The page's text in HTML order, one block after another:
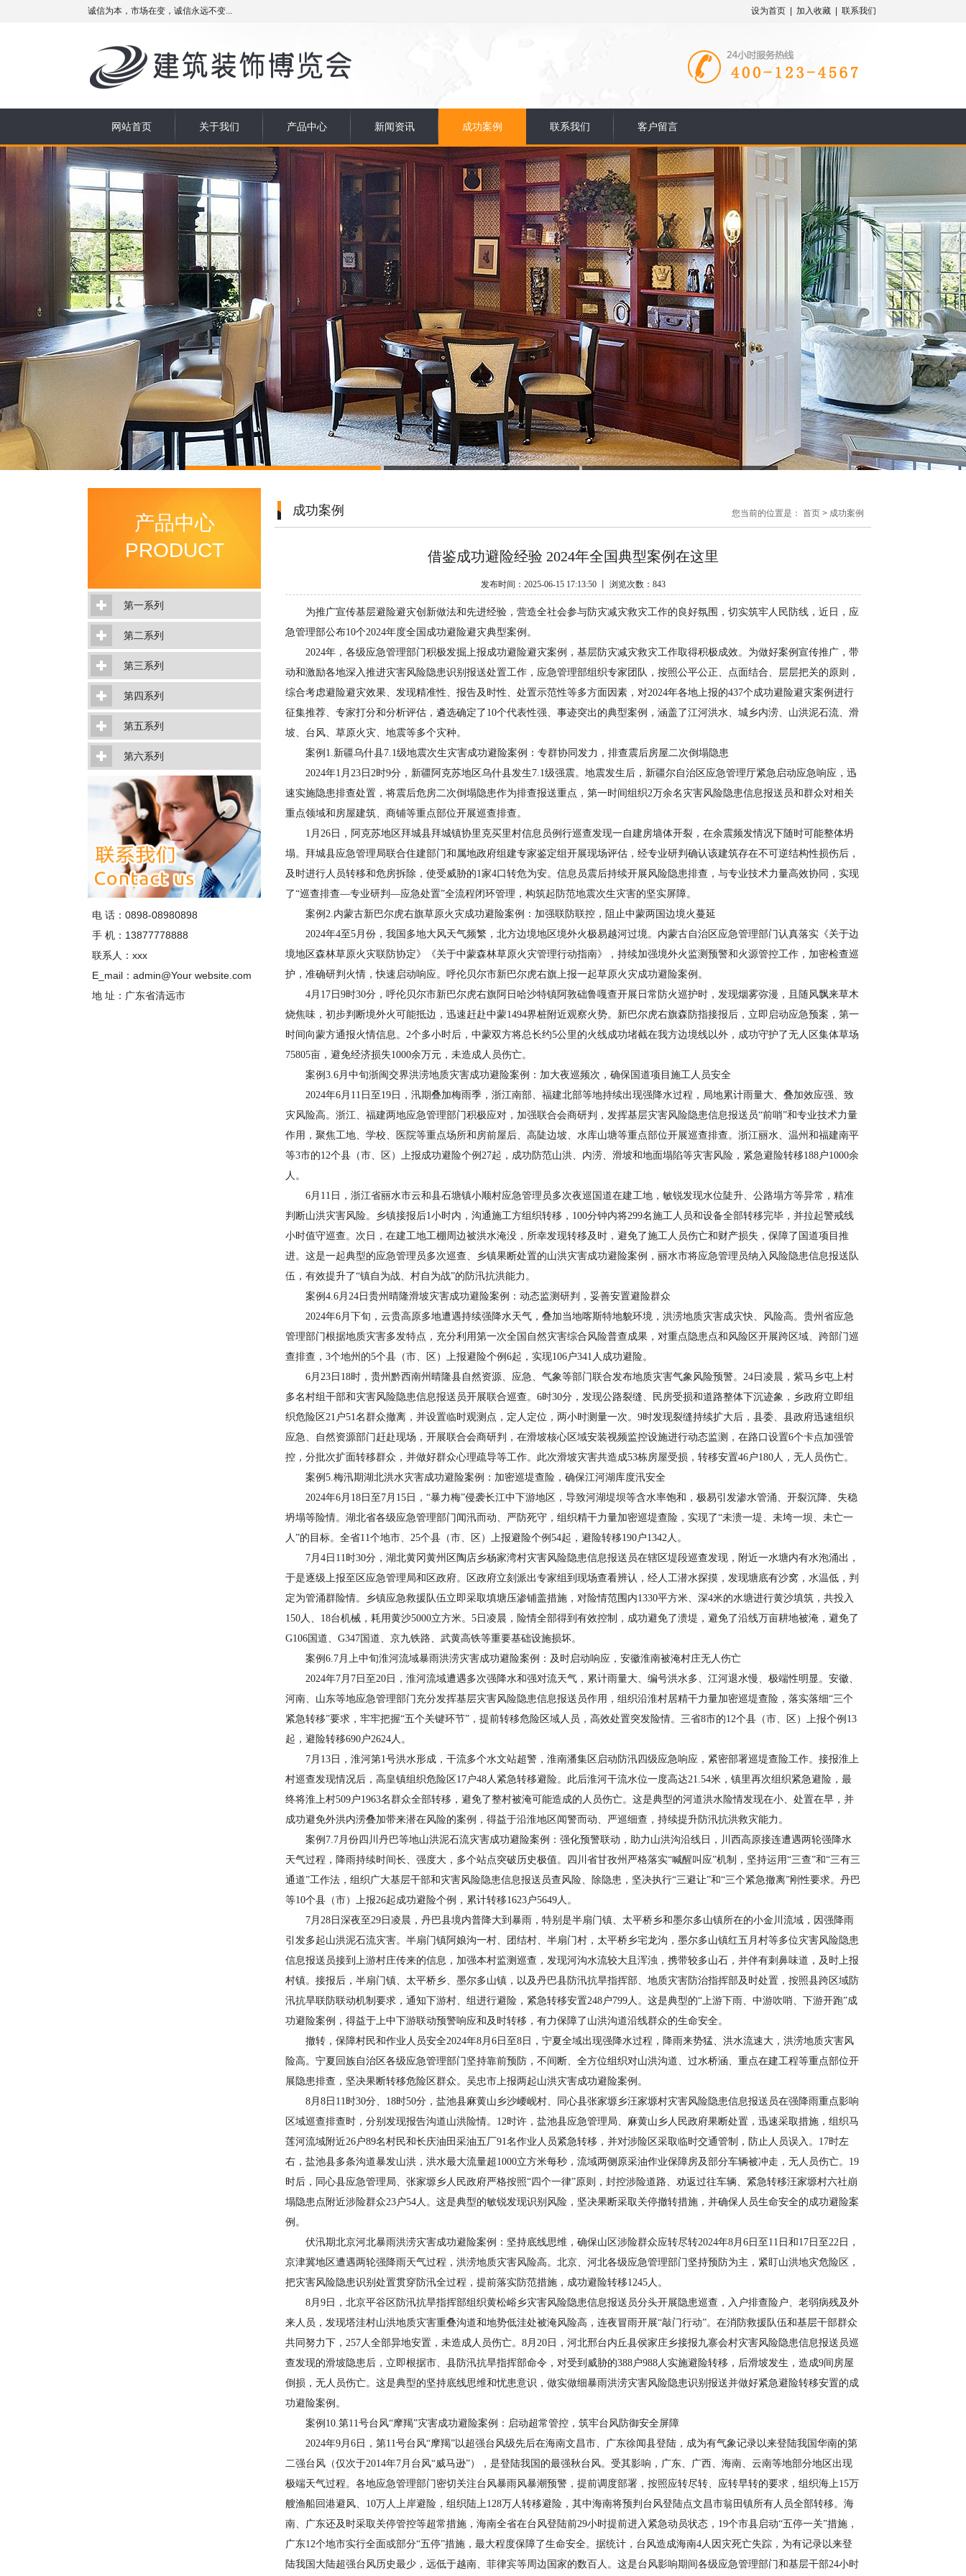
诚信为本，市场在变，诚信永远不变... 设为首页 加入收藏 联系我们
网站首页 关于我们 产品中心 新闻资讯 成功案例 联系我们 客户留言
产品中心
PRODUCT
第一系列
第二系列
第三系列
第四系列
第五系列
第六系列
电 话：0898-08980898
手 机：13877778888
联系人：xxx
E_mail：admin@Your website.com
地 址：广东省清远市
您当前的位置是： 首页 > 成功案例
成功案例
借鉴成功避险经验 2024年全国典型案例在这里
发布时间：2025-06-15 17:13:50 丨 浏览次数： 843
为推广宣传基层避险避灾创新做法和先进经验，营造全社会参与防灾减灾救灾工作的良好氛围，切实筑牢人民防线，近日，应
急管理部公布10个2024年度全国成功避险避灾典型案例。
2024年，各级应急管理部门积极发掘上报成功避险避灾案例，基层防灾减灾救灾工作取得积极成效。为做好案例宣传推广，带
动和激励各地深入推进灾害风险隐患识别报送处置工作，应急管理部组织专家团队，按照公平公正、点面结合、层层把关的原则，
综合考虑避险避灾效果、发现精准性、报告及时性、处置示范性等多方面因素，对2024年各地上报的437个成功避险避灾案例进行
征集推荐、专家打分和分析评估，遴选确定了10个代表性强、事迹突出的典型案例，涵盖了江河洪水、城乡内涝、山洪泥石流、滑
坡、台风、草原火灾、地震等多个灾种。
案例1.新疆乌什县7.1级地震次生灾害成功避险案例：专群协同发力，排查震后房屋二次倒塌隐患
2024年1月23日2时9分，新疆阿克苏地区乌什县发生7.1级强震。地震发生后，新疆尔自治区应急管理厅紧急启动应急响应，迅
速实施隐患排查处置，将震后危房二次倒塌隐患作为排查报送重点，第一时间组织2万余名灾害风险隐患信息报送员和群众对相关
重点领域和房屋建筑、商铺等重点部位开展巡查排查。
1月26日，阿克苏地区拜城县拜城镇协里克买里村信息员例行巡查发现一自建房墙体开裂，在余震频发情况下随时可能整体坍
塌。拜城县应急管理局联合住建部门和属地政府组建专家鉴定组开展现场评估，经专业研判确认该建筑存在不可逆结构性损伤后，
及时进行人员转移和危房拆除，使受威胁的1家4口转危为安。信息员震后持续开展风险隐患排查，与专业技术力量高效协同，实现
了“巡查排查—专业研判—应急处置”全流程闭环管理，构筑起防范地震次生灾害的坚实屏障。
案例2.内蒙古新巴尔虎右旗草原火灾成功避险案例：加强联防联控，阻止中蒙两国边境火蔓延
2024年4至5月份，我国多地大风天气频繁，北方边境地区境外火极易越河过境。内蒙古自治区应急管理部门认真落实《关于边
境地区森林草原火灾联防协定》《关于中蒙森林草原火灾管理行动指南》，持续加强境外火监测预警和火源管控工作，加密检查巡
护，准确研判火情，快速启动响应。呼伦贝尔市新巴尔虎右旗上报一起草原火灾成功避险案例。
4月17日9时30分，呼伦贝尔市新巴尔虎右旗阿日哈沙特镇阿敦础鲁嘎查开展日常防火巡护时，发现烟雾弥漫，且随风飘来草木
烧焦味，初步判断境外火可能抵边，迅速赶赴中蒙1494界桩附近观察火势。新巴尔虎右旗森防指接报后，立即启动应急预案，第一
时间向蒙方通报火情信息。2个多小时后，中蒙双方将总长约5公里的火线成功堵截在我方边境线以外，成功守护了无人区集体草场
75805亩，避免经济损失1000余万元，未造成人员伤亡。
案例3.6月中旬浙闽交界洪涝地质灾害成功避险案例：加大夜巡频次，确保国道项目施工人员安全
2024年6月11日至19日，汛期叠加梅雨季，浙江南部、福建北部等地持续出现强降水过程，局地累计雨量大、叠加效应强、致
灾风险高。浙江、福建两地应急管理部门积极应对，加强联合会商研判，发挥基层灾害风险隐患信息报送员“前哨”和专业技术力量
作用，聚焦工地、学校、医院等重点场所和房前屋后、高陡边坡、水库山塘等重点部位开展巡查排查。浙江丽水、温州和福建南平
等3市的12个县（市、区）上报成功避险个例27起，成功防范山洪、内涝、滑坡和地面塌陷等灾害风险，紧急避险转移188户1000余
人。
6月11日，浙江省丽水市云和县石塘镇小顺村应急管理员多次夜巡国道在建工地，敏锐发现水位陡升、公路塌方等异常，精准
判断山洪灾害风险。乡镇接报后1小时内，沟通施工方组织转移，100分钟内将299名施工人员和设备全部转移完毕，并拉起警戒线
小时值守巡查。次日，在建工地工棚周边被洪水淹没，所幸发现转移及时，避免了施工人员伤亡和财产损失，保障了国道项目推
进。这是一起典型的应急管理员多次巡查、乡镇果断处置的山洪灾害成功避险案例，丽水市将应急管理员纳入风险隐患信息报送队
伍，有效提升了“镇自为战、村自为战”的防汛抗洪能力。
案例4.6月24日贵州晴隆滑坡灾害成功避险案例：动态监测研判，妥善安置避险群众
2024年6月下旬，云贵高原多地遭遇持续强降水天气，叠加当地喀斯特地貌环境，洪涝地质灾害成灾快、风险高。贵州省应急
管理部门根据地质灾害多发特点，充分利用第一次全国自然灾害综合风险普查成果，对重点隐患点和风险区开展跨区域、跨部门巡
查排查，3个地州的5个县（市、区）上报避险个例6起，实现106户341人成功避险。
6月23日18时，贵州黔西南州晴隆县自然资源、应急、气象等部门联合发布地质灾害气象风险预警。24日凌晨，紫马乡屯上村
多名村组干部和灾害风险隐患信息报送员开展联合巡查。6时30分，发现公路裂缝、民房受损和道路整体下沉迹象，乡政府立即组
织危险区21户51名群众撤离，并设置临时观测点，定人定位，两小时测量一次。9时发现裂缝持续扩大后，县委、县政府迅速组织
应急、自然资源部门赶赴现场，开展联合会商研判，在滑坡核心区域安装视频监控设施进行动态监测，在路口设置6个卡点加强管
控，分批次扩面转移群众，并做好群众心理疏导等工作。此次滑坡灾害共造成53栋房屋受损，转移安置46户180人，无人员伤亡。
案例5.梅汛期湖北洪水灾害成功避险案例：加密巡堤查险，确保江河湖库度汛安全
2024年6月18日至7月15日，“暴力梅”侵袭长江中下游地区，导致河湖堤坝等含水率饱和，极易引发渗水管涌、开裂沉降、失稳
坍塌等险情。湖北省各级应急管理部门闻汛而动、严防死守，组织精干力量加密巡堤查险，实现了“未溃一堤、未垮一坝、未亡一
人”的目标。全省11个地市、25个县（市、区）上报避险个例54起，避险转移190户1342人。
7月4日11时30分，湖北黄冈黄州区陶店乡杨家湾村灾害风险隐患信息报送员在辖区堤段巡查发现，附近一水塘内有水泡涌出，
于是逐级上报至区应急管理局和区政府。区政府立刻派出专家组到现场查看辨认，经人工潜水探摸，发现塘底有沙窝，水温低，判
定为管涌群险情。乡镇应急救援队伍立即采取填塘压渗铺盖措施，对险情范围内1330平方米、深4米的水塘进行黄沙填筑，共投入
150人、18台机械，耗用黄沙5000立方米。5日凌晨，险情全部得到有效控制，成功避免了溃堤，避免了沿线万亩耕地被淹，避免了
G106国道、G347国道、京九铁路、武黄高铁等重要基础设施损坏。
案例6.7月上中旬淮河流域暴雨洪涝灾害成功避险案例：及时启动响应，安徽淮南被淹村庄无人伤亡
2024年7月7日至20日，淮河流域遭遇多次强降水和强对流天气，累计雨量大、编号洪水多、江河退水慢、极端性明显。安徽、
河南、山东等地应急管理部门充分发挥基层灾害风险隐患信息报送员作用，组织沿淮村居精干力量加密巡堤查险，落实落细“三个
紧急转移”要求，牢牢把握“五个关键环节”，提前转移危险区域人员，高效处置突发险情。三省8市的12个县（市、区）上报个例13
起，避险转移690户2624人。
7月13日，淮河第1号洪水形成，干流多个水文站超警，淮南潘集区启动防汛四级应急响应，紧密部署巡堤查险工作。接报淮上
村巡查发现情况后，高皇镇组织危险区17户48人紧急转移避险。此后淮河干流水位一度高达21.54米，镇里再次组织紧急避险，最
终将淮上村509户1963名群众全部转移，避免了整村被淹可能造成的人员伤亡。这是典型的河道洪水险情发现在小、处置在早，并
成功避免外洪内涝叠加带来潜在风险的案例，得益于沿淮地区闻警而动、严巡细查，持续提升防汛抗洪救灾能力。
案例7.7月份四川丹巴等地山洪泥石流灾害成功避险案例：强化预警联动，助力山洪沟沿线日，川西高原接连遭遇两轮强降水
天气过程，降雨持续时间长、强度大，多个站点突破历史极值。四川省甘孜州严格落实“喊醒叫应”机制，坚持运用“三查”和“三有三
通道”工作法，组织广大基层干部和灾害风险隐患信息报送员查风险、除隐患，坚决执行“三避让”和“三个紧急撤离”刚性要求。丹巴
等10个县（市）上报26起成功避险个例，累计转移1623户5649人。
7月28日深夜至29日凌晨，丹巴县境内普降大到暴雨，特别是半扇门镇、太平桥乡和墨尔多山镇所在的小金川流域，因强降雨
引发多起山洪泥石流灾害。半扇门镇阿娘沟一村、团结村、半扇门村，太平桥乡宅龙沟，墨尔多山镇红五月村等多位灾害风险隐患
信息报送员接到上游村庄传来的信息，加强本村监测巡查，发现河沟水流较大且浑浊，携带较多山石，并伴有刺鼻味道，及时上报
村镇。接报后，半扇门镇、太平桥乡、墨尔多山镇，以及丹巴县防汛抗旱指挥部、地质灾害防治指挥部及时处置，按照县跨区域防
汛抗旱联防联动机制要求，通知下游村、组进行避险，紧急转移安置248户799人。这是典型的“上游下雨、中游吹哨、下游开跑”成
功避险案例，得益于上中下游联动预警响应和及时转移，有力保障了山洪沟道沿线群众的生命安全。
撤转，保障村民和作业人员安全2024年8月6日至8日，宁夏全域出现强降水过程，降雨来势猛、洪水流速大，洪涝地质灾害风
险高。宁夏回族自治区各级应急管理部门坚持靠前预防，不间断、全方位组织对山洪沟道、过水桥涵、重点在建工程等重点部位开
展隐患排查，坚决果断转移危险区群众。吴忠市上报两起山洪灾害成功避险案例。
8月8日11时30分、18时50分，盐池县麻黄山乡沙崾岘村、同心县张家塬乡汪家塬村灾害风险隐患信息报送员在强降雨重点影响
区域巡查排查时，分别发现报告沟道山洪险情。12时许，盐池县应急管理局、麻黄山乡人民政府果断处置，迅速采取措施，组织马
莲河流域附近26户89名村民和长庆油田采油五厂91名作业人员紧急转移，并对涉险区采取临时交通管制，防止人员误入。17时左
右，盐池县多条沟道暴发山洪，洪水最大流量超1000立方米每秒，流域两侧原采油作业保障房及部分车辆被冲走，无人员伤亡。19
时后，同心县应急管理局、张家塬乡人民政府严格按照“四个一律”原则，封控涉险道路、劝返过往车辆、紧急转移汪家塬村六社崩
塌隐患点附近涉险群众23户54人。这是典型的敏锐发现识别风险，坚决果断采取关停撤转措施，并确保人员生命安全的成功避险案
例。
伏汛期北京河北暴雨洪涝灾害成功避险案例：坚持底线思维，确保山区涉险群众应转尽转2024年8月6日至11日和17日至22日，
京津冀地区遭遇两轮强降雨天气过程，洪涝地质灾害风险高。北京、河北各级应急管理部门坚持预防为主，紧盯山洪地灾危险区，
把灾害风险隐患识别处置贯穿防汛全过程，提前落实防范措施，成功避险转移1245人。
8月9日，北京平谷区防汛抗旱指挥部组织黄松峪乡灾害风险隐患信息报送员分头开展隐患巡查，入户排查险户、老弱病残及外
来人员，发现塔洼村山洪地质灾害重叠沟道和地势低洼处被淹风险高，连夜冒雨开展“敲门行动”。在消防救援队伍和基层干部群众
共同努力下，257人全部异地安置，未造成人员伤亡。8月20日，河北邢台内丘县侯家庄乡接报九寨会村灾害风险隐患信息报送员巡
查发现的滑坡隐患后，立即根据市、县防汛抗旱指挥部命令，对受到威胁的388户988人实施避险转移，后滑坡发生，造成9间房屋
倒损，无人员伤亡。这是典型的坚持底线思维和忧患意识，做实做细暴雨洪涝灾害风险隐患识别报送并做好紧急避险转移安置的成
功避险案例。
案例10.第11号台风“摩羯”灾害成功避险案例：启动超常管控，筑牢台风防御安全屏障
2024年9月6日，第11号台风“摩羯”以超强台风级先后在海南文昌市、广东徐闻县登陆，成为有气象记录以来登陆我国华南的第
二强台风（仅次于2014年7月台风“威马逊”），是登陆我国的最强秋台风。受其影响，广东、广西、海南、云南等地部分地区出现
极端天气过程。各地应急管理部门密切关注台风暴雨风暴潮预警，提前调度部署，按照应转尽转、应转早转的要求，组织海上15万
艘渔船回港避风、10万人上岸避险，组织陆上128万人转移避险，其中海南将预判台风登陆点文昌市翁田镇所有人员全部转移。海
南、广东还及时采取关停管控等超常措施，海南全省在台风登陆前29小时提前进入紧急动员状态，19个市县启动“五停一关”措施，
广东12个地市实行全面或部分“五停”措施，最大程度保障了生命安全。据统计，台风造成海南4人因灾死亡失踪，为有记录以来登
陆我国大陆超强台风历史最少，远低于越南、菲律宾等周边国家的数百人。这是台风影响期间各级应急管理部门和基层干部24小时